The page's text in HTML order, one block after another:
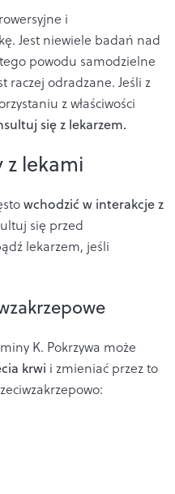
i
Jest niewiele badań nad
powodu samodzielne
raczej odradzane. Jeśli z
zwłaściwości
się z lekarzem.
z lekami
wchodzić w interakcje z
się przed
lekarzem, jeśli
K. Pokrzywa może
krwi i zmieniać przez to